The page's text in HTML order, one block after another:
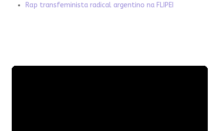
Rap transfeminista radical argentino na FLIPEI